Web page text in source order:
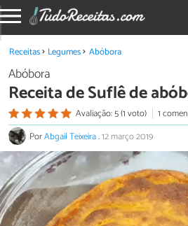
Receitas Legumes Abóbora
Abóbora
Receita de Suflê de
Avaliação: 5 (1 voto)
1
PorAbgail Teixeira.12 março 2019